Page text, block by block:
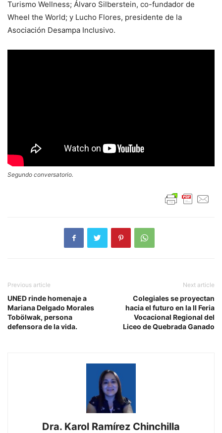
Turismo Wellness; Álvaro Silberstein, co-fundador de
Wheel the World; y Lucho Flores, presidente de la
Asociación Desampa Inclusivo.
Segundo conversatorio.
Previous article
UNED rinde homenaje a
Mariana Delgado Morales
Tobölwak, persona
defensora de la vida.
Next article
Colegiales se proyectan
hacia el futuro en la II Feria
Vocacional Regional del
Liceo de Quebrada Ganado
Dra. Karol Ramírez Chinchilla